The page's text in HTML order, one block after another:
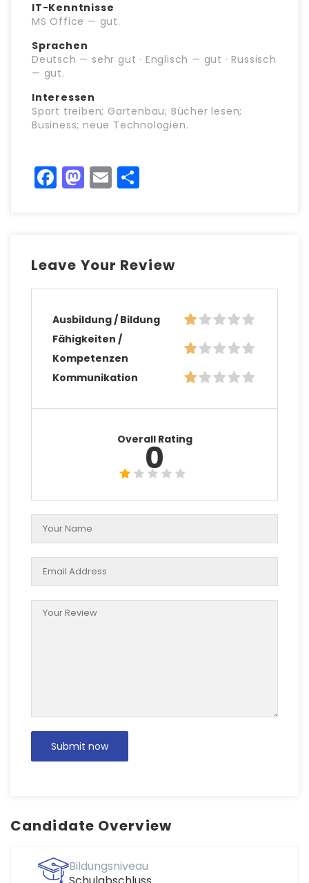
IT-Kenntnisse
MS Office — gut.
Sprachen
Deutsch — sehr gut · Englisch — gut · Russisch
— gut.
Interessen
Sport treiben; Gartenbau; Bücher lesen;
Business; neue Technologien.
Facebook
Mastodon
Email
Leave Your Review
Ausbildung / Bildung
Fähigkeiten /
Kompetenzen
Kommunikation
Overall Rating
0
Candidate Overview
Bildungsniveau